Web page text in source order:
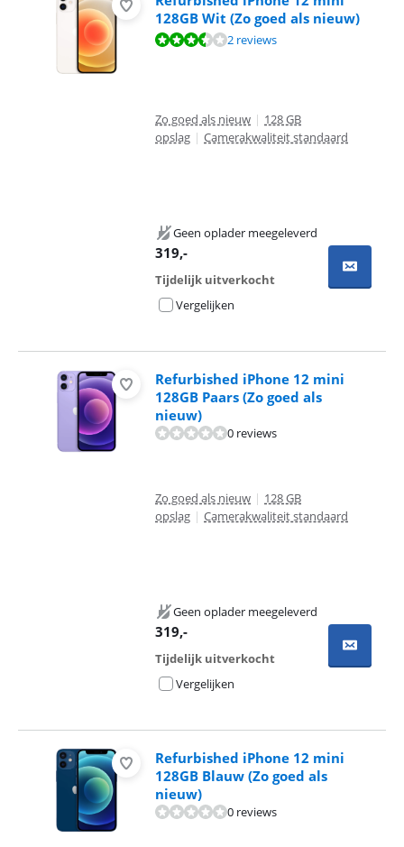
128GB Wit (Zo goed als nieuw)
Beoordeling is 6,5 van de 10, gebaseerd op 2 reviews.
2 reviews
Zo goed als nieuw | 128 GB
opslag | Camerakwaliteit standaard
Geen oplader meegeleverd
319,-
Tijdelijk uitverkocht
Vergelijken
Refurbished iPhone 12 mini
128GB Paars (Zo goed als
nieuw)
0 reviews
Zo goed als nieuw | 128 GB
opslag | Camerakwaliteit standaard
Geen oplader meegeleverd
319,-
Tijdelijk uitverkocht
Vergelijken
Refurbished iPhone 12 mini
128GB Blauw (Zo goed als
nieuw)
0 reviews